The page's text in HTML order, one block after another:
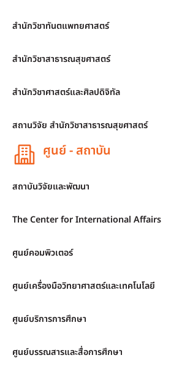
สำนักวิชาทันตแพทยศาสตร์
สำนักวิชาสาธารณสุขศาสตร์
สำนักวิชาศาสตร์และศิลปดิจิทัล
สถานวิจัย สำนักวิชาสาธารณสุขศาสตร์
ศูนย์ - สถาบัน
สถาบันวิจัยและพัฒนา
The Center for International Affairs
ศูนย์คอมพิวเตอร์
ศูนย์เครื่องมือวิทยาศาสตร์และเทคโนโลยี
ศูนย์บริการการศึกษา
ศูนย์บรรณสารและสื่อการศึกษา